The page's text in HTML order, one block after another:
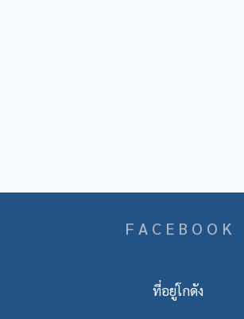
F A C E B O O K
ที่อยู่โกดัง